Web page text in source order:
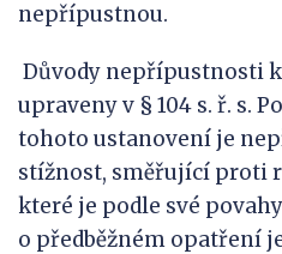
nepřípustnou.
Důvody nepřípustnosti
upraveny v § 104 s. ř. s.
tohoto ustanovení je
stížnost, směřující proti
které je podle své
o předběžném opatření